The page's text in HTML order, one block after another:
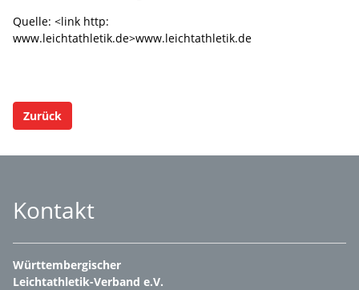
Quelle: <link http:
www.leichtathletik.de>www.leichtathletik.de
Zurück
Kontakt
Württembergischer
Leichtathletik-Verband e.V.